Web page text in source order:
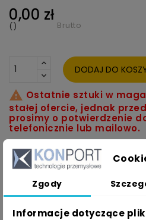
0,00 zł
() Brutto
DODAJ DO
 Ostatnie sztuki w
stałej ofercie, jednak
prosimy o potwierdzenie
telefonicznie lub mailowo.
Dodaj Do Listy Życzeń
Udostępnij
Zgody
Informacje dotyczące